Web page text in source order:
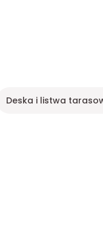
Deska i listwa